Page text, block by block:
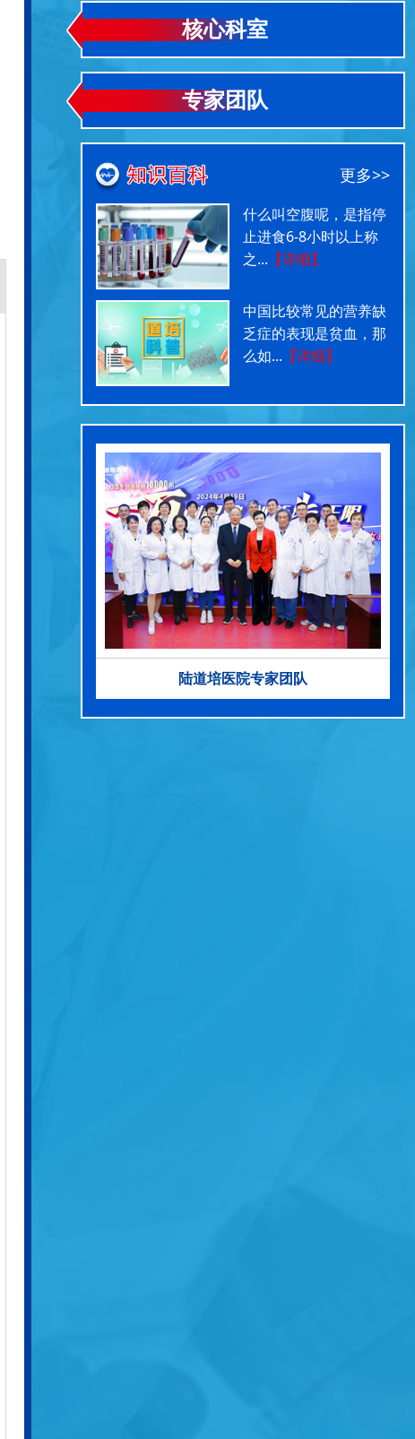
核心科室
专家团队
更多>>
什么叫空腹呢，是指停
止进食6-8小时以上称
之... 【详细】
中国比较常见的营养缺
乏症的表现是贫血，那
么如... 【详细】
陆道培医院专家团队